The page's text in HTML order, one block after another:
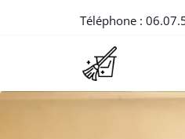
Téléphone :